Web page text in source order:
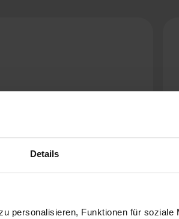
Details
personalisieren, Funktionen für soziale